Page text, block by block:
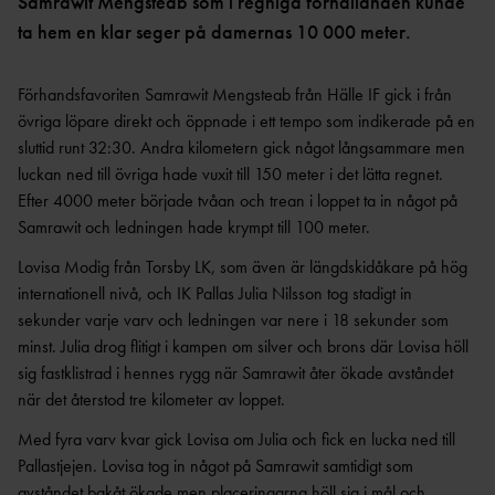
SUPPORTRAR
NYHETER FRÅN
RF
PARAFRIIDRO
MÄSTERSKAPSGRUPPEN
2026
ANTIDOPING
UTBILDNING
AR
MEDICINSK
DISPENS
VISTELSERAPPORTERI
NG
GRENPROGRAM &
TÄVLINGSTILLSTÅND &
INTYG
KASTSÄKERH
ET
BANMÄTNIN
G
TÄVLINGAR FÖR
BARN
TÄVLINGAR FÖR
UNGDOM
SVENSKA MÄSTERSKAP
SM-TÄVLINGAR OCH
INTERNATIONELLA
MÄSTERSKAP
DIAMOND
LEAGUE
UTMÄRKELSER OCH
PRISER
SVENSKA
VÄRLDSREKORD
VÄRLDSÅRSBÄSTAN
NCAA – AMERIKANSKA
UNIVERSITETSMÄSTERSKAPEN
GP-
FINALEN
FRIIDROTTSGALAN
ta hem en klar seger på damernas 10 000 meter.
Förhandsfavoriten Samrawit Mengsteab från Hälle IF gick i från
övriga löpare direkt och öppnade i ett tempo som indikerade på en
sluttid runt 32:30. Andra kilometern gick något långsammare men
luckan ned till övriga hade vuxit till 150 meter i det lätta regnet.
Efter 4000 meter började tvåan och trean i loppet ta in något på
Samrawit och ledningen hade krympt till 100 meter.
Lovisa Modig från Torsby LK, som även är längdskidåkare på hög
internationell nivå, och IK Pallas Julia Nilsson tog stadigt in
sekunder varje varv och ledningen var nere i 18 sekunder som
minst. Julia drog flitigt i kampen om silver och brons där Lovisa höll
sig fastklistrad i hennes rygg när Samrawit åter ökade avståndet
när det återstod tre kilometer av loppet.
Med fyra varv kvar gick Lovisa om Julia och fick en lucka ned till
Pallastjejen. Lovisa tog in något på Samrawit samtidigt som